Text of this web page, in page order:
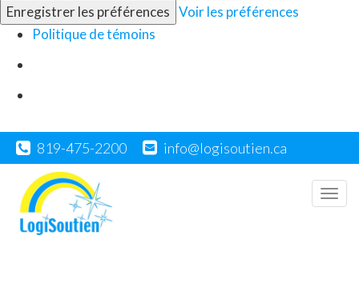
Enregistrer les préférences Voir les préférences
Politique de témoins
819-475-2200 info@logisoutien.ca